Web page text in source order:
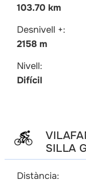
103.70 km
Desnivell +:
2158 m
Nivell:
Difícil
SILLA
Distància: